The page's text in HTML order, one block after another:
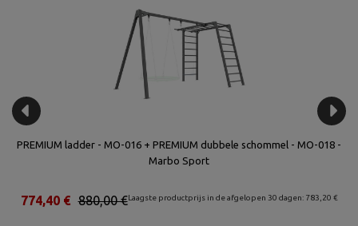
PREMIUM ladder - MO-016 + PREMIUM dubbele schommel - MO-018 -
Marbo Sport
Laagste productprijs in de afgelopen 30 dagen: 783,20 €
880,00 €
774,40 €